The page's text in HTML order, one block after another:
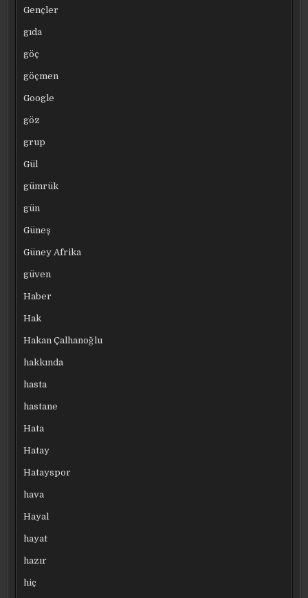
Gençler
gıda
göç
göçmen
Google
göz
grup
Gül
gümrük
gün
Güneş
Güney Afrika
güven
Haber
Hak
Hakan Çalhanoğlu
hakkında
hasta
hastane
Hata
Hatay
Hatayspor
hava
Hayal
hayat
hazır
hiç